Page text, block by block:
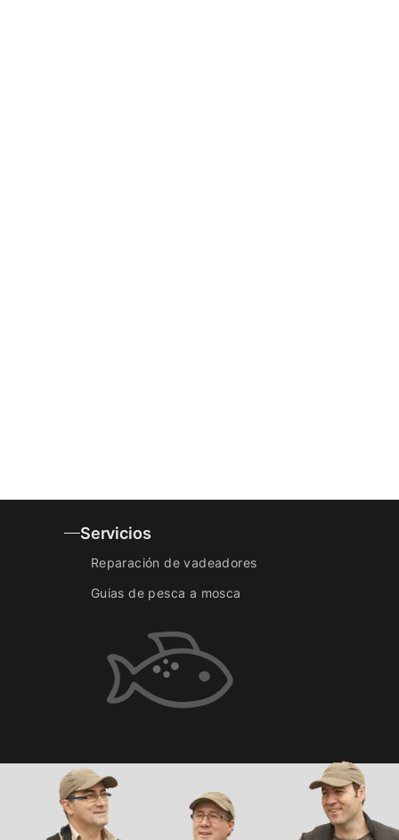
Servicios
Reparación de vadeadores
Guias de pesca a mosca